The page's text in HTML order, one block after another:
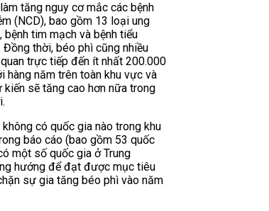
tăng nguy cơ mắc các bệnh
(NCD), bao gồm 13 loại ung
bệnh tim mạch và bệnh tiểu
thời, béo phì cũng nhiều
trực tiếp đến ít nhất 200.000
hàng năm trên toàn khu vực và
kiến ​​sẽ tăng cao hơn nữa trong
có quốc gia nào trong khu
báo cáo (bao gồm 53 quốc
một số quốc gia ở Trung
hướng để đạt được mục tiêu
sự gia tăng béo phì vào năm